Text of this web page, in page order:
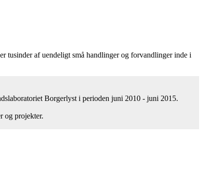
tusinder af uendeligt små handlinger og forvandlinger inde i
Borgerlyst i perioden juni 2010 - juni 2015.
og projekter.